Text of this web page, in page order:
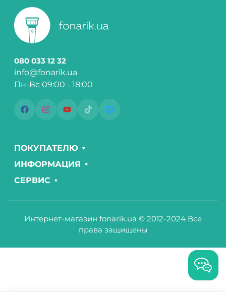
080 033 12 32
info@fonarik.ua
Пн-Вс 09:00 - 18:00
ПОКУПАТЕЛЮ
ИНФОРМАЦИЯ
СЕРВИС
Интернет-магазин fonarik.ua © 2012-2024 Все
права защищены